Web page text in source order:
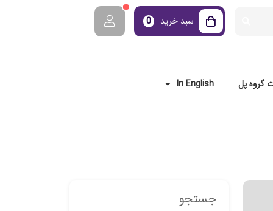
سبد خرید 0
گروه پل In English
جستجو